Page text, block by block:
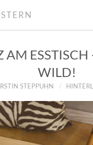
AM ESSTISCH
WILD!
STEPPUHN